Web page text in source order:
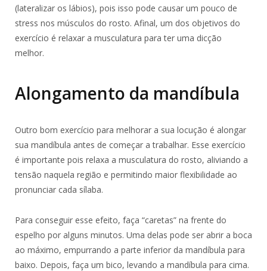
(lateralizar os lábios), pois isso pode causar um pouco de
stress nos músculos do rosto. Afinal, um dos objetivos do
exercício é relaxar a musculatura para ter uma dicção
melhor.
Alongamento da mandíbula
Outro bom exercício para melhorar a sua locução é alongar
sua mandíbula antes de começar a trabalhar. Esse exercício
é importante pois relaxa a musculatura do rosto, aliviando a
tensão naquela região e permitindo maior flexibilidade ao
pronunciar cada sílaba.
Para conseguir esse efeito, faça “caretas” na frente do
espelho por alguns minutos. Uma delas pode ser abrir a boca
ao máximo, empurrando a parte inferior da mandíbula para
baixo. Depois, faça um bico, levando a mandíbula para cima.